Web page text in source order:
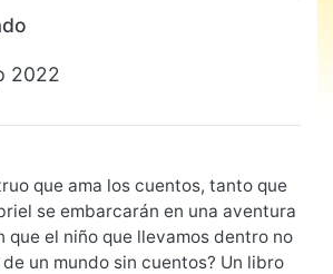
2022
que ama los cuentos, tanto que
se embarcarán en una aventura
el niño que llevamos dentro no
un mundo sin cuentos? Un libro